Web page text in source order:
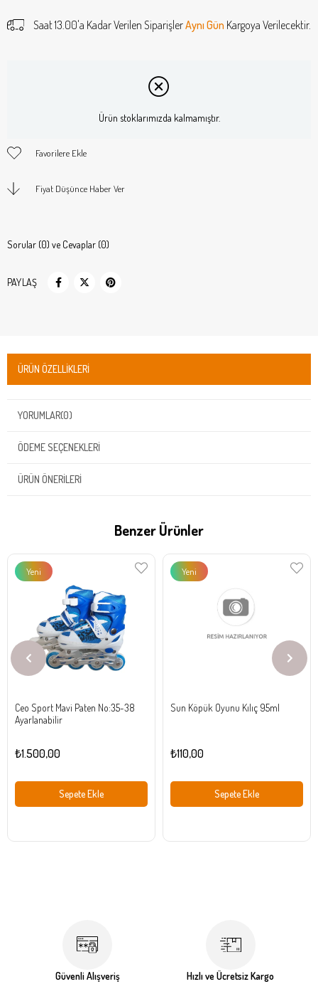
Saat 13.00'a Kadar Verilen SiparişlerAynı Gün Kargoya Verilecektir.
Ürün stoklarımızda kalmamıştır.
Favorilere Ekle
Fiyat Düşünce Haber Ver
Sorular (0) ve Cevaplar (0)
PAYLAŞ
ÜRÜN ÖZELLIKLERI
YORUMLAR(0)
ÖDEME SEÇENEKLERI
ÜRÜN ÖNERILERI
Benzer Ürünler
Ceo Sport Mavi Paten No:35-38
Ayarlanabilir
₺1.500,00
Sepete Ekle
Yeni
Sun Köpük Oyunu Kılıç 95ml
₺110,00
Sepete Ekle
Yeni
Güvenli Alışveriş Hızlı ve Ücretsiz Kargo